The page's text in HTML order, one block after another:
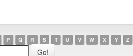
P Q R S T U V W X Y Z